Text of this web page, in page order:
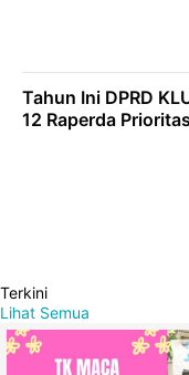
Tahun Ini DPRD
12 Raperda
Terkini
Lihat Semua